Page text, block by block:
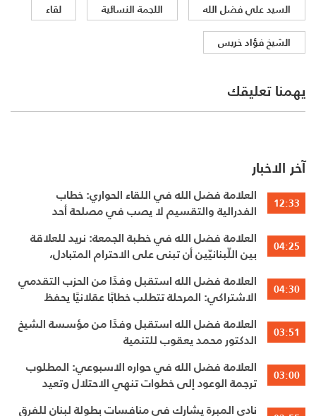
السيد علي فضل الله
اللجمة النسائية
لقاء
الشيخ فؤاد خريس
يهمنا تعليقك
آخر الاخبار
12:33
العلامة فضل الله في اللقاء الحواري: خطاب
الفدرالية والتقسيم لا يصب في مصلحة أحد
04:25
العلامة فضل الله في خطبة الجمعة: نريد للعلاقة
بين اللّبنانيّين أن تبنى على الاحترام المتبادل،
04:30
العلامة فضل الله استقبل وفدًا من الحزب التقدمي
الاشتراكي: المرحلة تتطلب خطابًا عقلانيًا يحفظ
03:51
العلامة فضل الله استقبل وفدًا من مؤسسة الشيخ
الدكتور محمد يعقوب للتنمية
03:00
العلامة فضل الله في حواره الاسبوعي: المطلوب
ترجمة الوعود إلى خطوات تنهي الاحتلال وتعيد
نادي المبرة يشارك في منافسات بطولة لبنان للفرق